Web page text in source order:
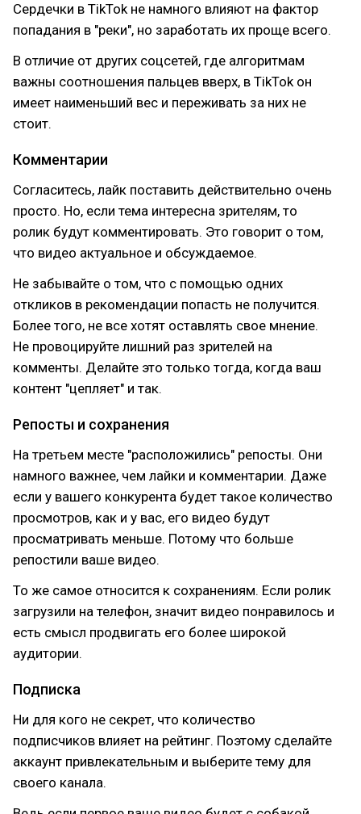
Сердечки в TikTok не намного влияют на фактор
попадания в "реки", но заработать их проще всего.
В отличие от других соцсетей, где алгоритмам
важны соотношения пальцев вверх, в TikTok он
имеет наименьший вес и переживать за них не
стоит.
Комментарии
Согласитесь, лайк поставить действительно очень
просто. Но, если тема интересна зрителям, то
ролик будут комментировать. Это говорит о том,
что видео актуальное и обсуждаемое.
Не забывайте о том, что с помощью одних
откликов в рекомендации попасть не получится.
Более того, не все хотят оставлять свое мнение.
Не провоцируйте лишний раз зрителей на
комменты. Делайте это только тогда, когда ваш
контент "цепляет" и так.
Репосты и сохранения
На третьем месте "расположились" репосты. Они
намного важнее, чем лайки и комментарии. Даже
если у вашего конкурента будет такое количество
просмотров, как и у вас, его видео будут
просматривать меньше. Потому что больше
репостили ваше видео.
То же самое относится к сохранениям. Если ролик
загрузили на телефон, значит видео понравилось и
есть смысл продвигать его более широкой
аудитории.
Подписка
Ни для кого не секрет, что количество
подписчиков влияет на рейтинг. Поэтому сделайте
аккаунт привлекательным и выберите тему для
своего канала.